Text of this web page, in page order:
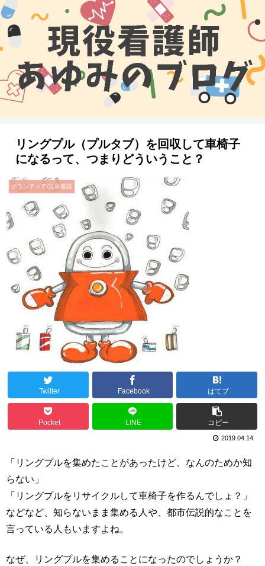
リングプル（プルタブ）を回収して車椅子
になるって、つまりどういうこと？
ボランティア/災害看護
Twitter Facebook はてブ
Pocket LINE コピー
2019.04.14
「リングプルを集めたことがあったけど、なんのためか知
らない」
「リングプルをリサイクルして車椅子を作るんでしょ？」
などなど、知らないまま集める人や、都市伝説的なことを
言っている人もいますよね。
なぜ、リングプルを集めることになったのでしょうか？